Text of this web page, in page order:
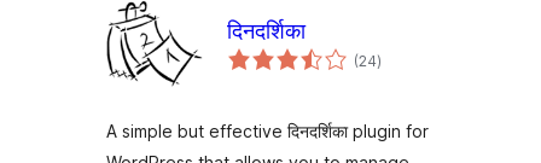
दिनदर्शिका
(24एकूण
मूल्यांकन
)
A simple but effective दिनदर्शिका plugin for